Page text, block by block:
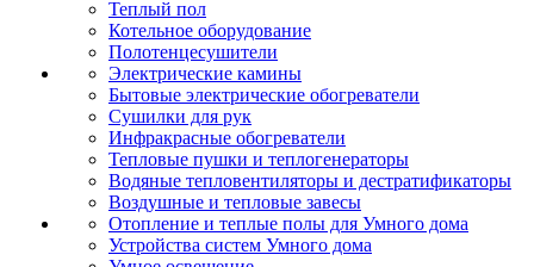
Теплый пол
Котельное оборудование
Полотенцесушители
Электрические камины
Бытовые электрические обогреватели
Сушилки для рук
Инфракрасные обогреватели
Тепловые пушки и теплогенераторы
Водяные тепловентиляторы и дестратификаторы
Воздушные и тепловые завесы
Отопление и теплые полы для Умного дома
Устройства систем Умного дома